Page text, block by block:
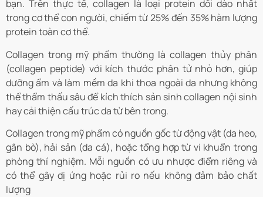
bạn. Trên thực tế, collagen là loại protein dồi dào nhất
trong cơ thể con người, chiếm từ 25% đến 35% hàm lượng
protein toàn cơ thể.
Collagen trong mỹ phẩm thường là collagen thủy phân
(collagen peptide) với kích thước phân tử nhỏ hơn, giúp
dưỡng ẩm và làm mềm da khi thoa ngoài da nhưng không
thể thẩm thấu sâu để kích thích sản sinh collagen nội sinh
hay cải thiện cấu trúc da từ bên trong.
Collagen trong mỹ phẩm có nguồn gốc từ động vật (da heo,
gân bò), hải sản (da cá), hoặc tổng hợp từ vi khuẩn trong
phòng thí nghiệm. Mỗi nguồn có ưu nhược điểm riêng và
có thể gây dị ứng hoặc rủi ro nếu không đảm bảo chất
lượng